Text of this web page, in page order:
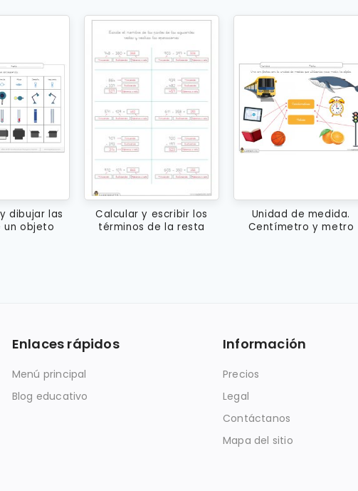
dibujar las
un objeto
Calcular y escribir los
términos de la resta
Unidad de medida.
Centímetro y metro
Enlaces rápidos
Menú principal
Blog educativo
Información
Precios
Legal
Contáctanos
Mapa del sitio